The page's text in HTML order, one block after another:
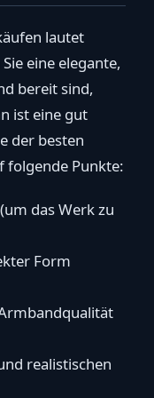
lautet
eine elegante,
bereit sind,
ist eine gut
der besten
folgende Punkte:
das Werk zu
Form
realistischen